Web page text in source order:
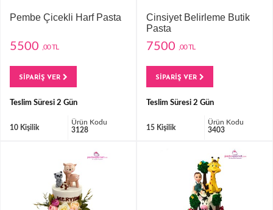
Pembe Çicekli Harf Pasta
5500 ,00 TL
SİPARİŞ VER
Teslim Süresi 2 Gün
10 Kişilik
Ürün Kodu
3128
Cinsiyet Belirleme Butik
Pasta
7500 ,00 TL
SİPARİŞ VER
Teslim Süresi 2 Gün
15 Kişilik
Ürün Kodu
3403